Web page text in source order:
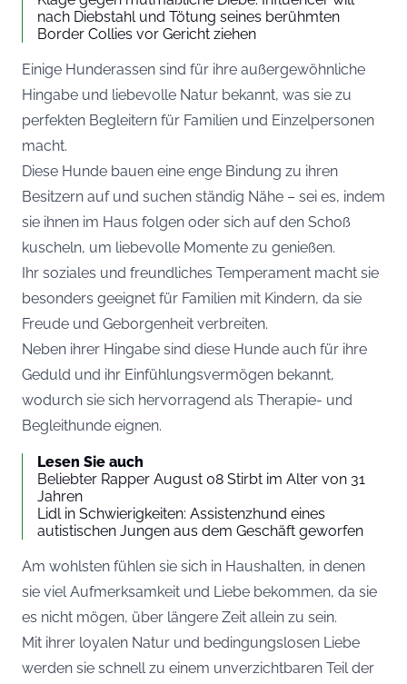
nach Diebstahl und Tötung seines berühmten
Border Collies vor Gericht ziehen
Einige Hunderassen sind für ihre außergewöhnliche
Hingabe und liebevolle Natur bekannt, was sie zu
perfekten Begleitern für Familien und Einzelpersonen
macht.
Diese Hunde bauen eine enge Bindung zu ihren
Besitzern auf und suchen ständig Nähe – sei es, indem
sie ihnen im Haus folgen oder sich auf den Schoß
kuscheln, um liebevolle Momente zu genießen.
Ihr soziales und freundliches Temperament macht sie
besonders geeignet für Familien mit Kindern, da sie
Freude und Geborgenheit verbreiten.
Neben ihrer Hingabe sind diese Hunde auch für ihre
Geduld und ihr Einfühlungsvermögen bekannt,
wodurch sie sich hervorragend als Therapie- und
Begleithunde eignen.
Lesen Sie auch
Beliebter Rapper August 08 Stirbt im Alter von 31
Jahren
Lidl in Schwierigkeiten: Assistenzhund eines
autistischen Jungen aus dem Geschäft geworfen
Am wohlsten fühlen sie sich in Haushalten, in denen
sie viel Aufmerksamkeit und Liebe bekommen, da sie
es nicht mögen, über längere Zeit allein zu sein.
Mit ihrer loyalen Natur und bedingungslosen Liebe
werden sie schnell zu einem unverzichtbaren Teil der